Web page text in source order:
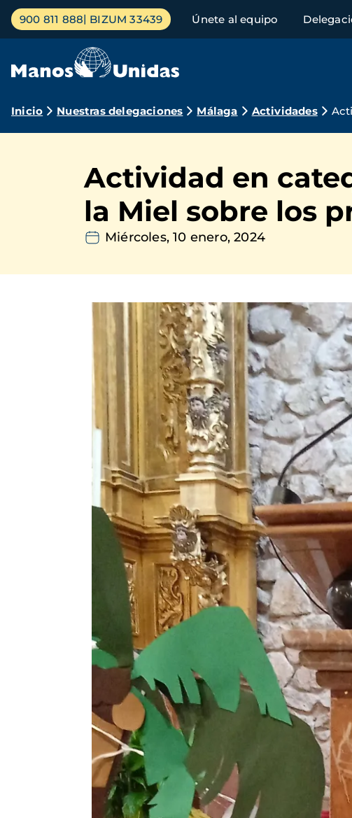
Pasar
contenido
Menú
principal
900 811 888 BIZUM 33439 Únete al equipo
Ruta
navegación
Inicio Nuestras delegaciones Málaga Actividades
Actividad en
la Miel sobre los
Miércoles, 10 enero, 2024